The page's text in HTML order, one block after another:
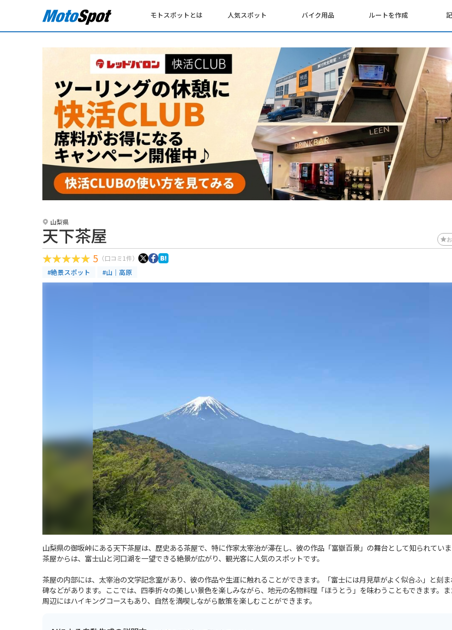
モトスポットとは 人気スポット バイク用品 ルートを作成
山梨県
天下茶屋
5 （口コミ1件）
#絶景スポット #山｜高原
山梨県の御坂峠にある天下茶屋は、歴史ある茶屋で、特に作家太宰治が滞在し、彼の作品「富嶽百景」の舞台として知られてい
茶屋からは、富士山と河口湖を一望できる絶景が広がり、観光客に人気のスポットです。
茶屋の内部には、太宰治の文学記念室があり、彼の作品や生涯に触れることができます。「富士には月見草がよく似合ふ」と刻
碑などがあります。ここでは、四季折々の美しい景色を楽しみながら、地元の名物料理「ほうとう」を味わうこともできます。
周辺にはハイキングコースもあり、自然を満喫しながら散策を楽しむことができます。